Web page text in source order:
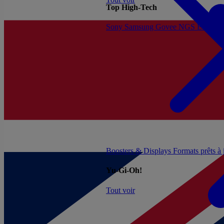
Boosters & Displays Formats prêts
Yu-Gi-Oh!
Tout voir
Top High-Tech
Sony Samsung Govee NGS Energy